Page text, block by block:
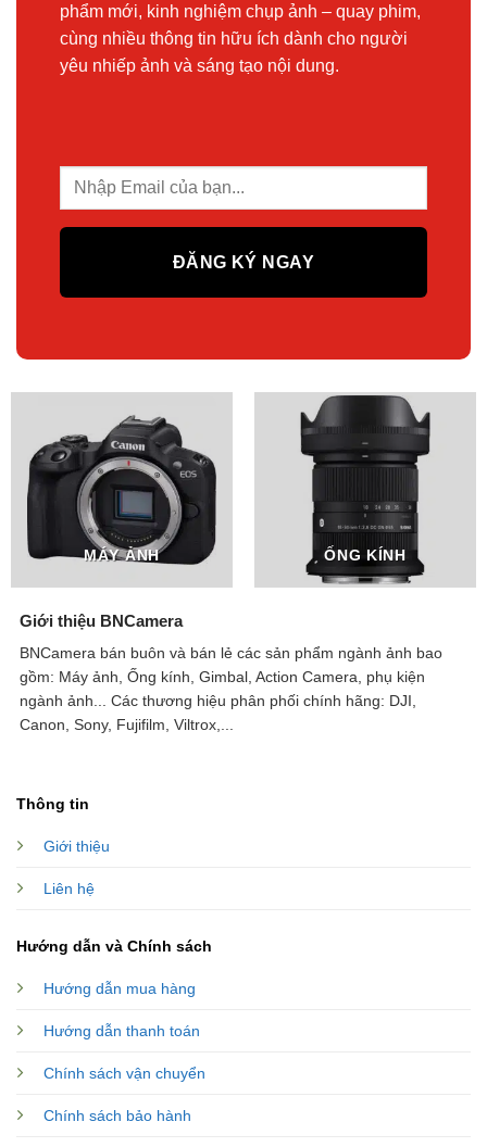
phẩm mới, kinh nghiệm chụp ảnh – quay phim,
cùng nhiều thông tin hữu ích dành cho người
yêu nhiếp ảnh và sáng tạo nội dung.
MÁY ẢNH ỐNG KÍNH
Giới thiệu BNCamera
BNCamera bán buôn và bán lẻ các sản phẩm ngành ảnh bao
gồm: Máy ảnh, Ống kính, Gimbal, Action Camera, phụ kiện
ngành ảnh... Các thương hiệu phân phối chính hãng: DJI,
Canon, Sony, Fujifilm, Viltrox,...
Thông tin
Giới thiệu
Liên hệ
Hướng dẫn và Chính sách
Hướng dẫn mua hàng
Hướng dẫn thanh toán
Chính sách vận chuyển
Chính sách bảo hành